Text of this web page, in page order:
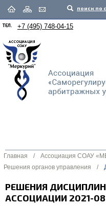
поиск по
ТЕЛ. +7 (495) 748-04-15
Главная / Ассоциация СОАУ
Решения органов управления
/
РЕШЕНИЯ
АССОЦИАЦИИ 2021-